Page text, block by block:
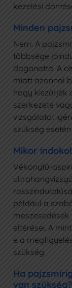
kezelési
Minden
Nem. A
többsége
daganattá. A
miatt azonnal
hogy kiszűrjék
szerkezete
vizsgálatot
szükség
Mikor
Vékonytű-
például a
eltérései. A
e a
szükség.
Ha
van szükség?